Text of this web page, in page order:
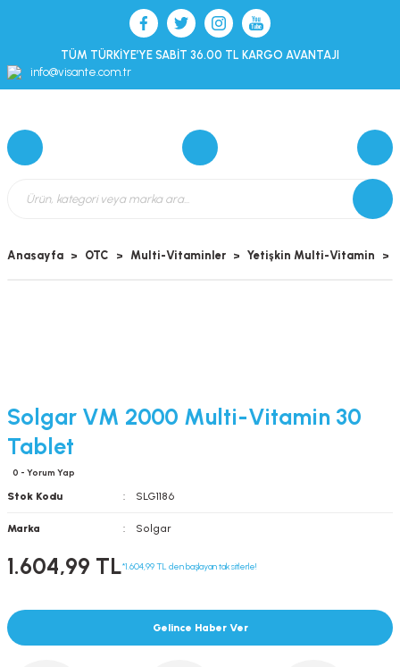
TÜM TÜRKİYE’YE SABİT 36.00 TL KARGO AVANTAJI
info@visante.com.tr
Anasayfa OTC Multi-Vitaminler Yetişkin Multi-Vitamin
Solgar VM 2000 Multi-Vitamin 30
Tablet
0 - Yorum Yap
Stok Kodu SLG1186
Marka Solgar
1.604,99 TL*1.604,99 TL den başlayan taksitlerle!
Gelince Haber Ver